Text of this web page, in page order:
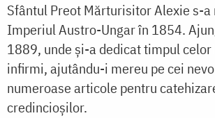
Sfântul Preot Mărturisitor Alexie s-a
Imperiul Austro-Ungar în 1854.
1889, unde și-a dedicat timpul celor
infirmi, ajutându-i mereu pe cei
numeroase articole pentru
credincioșilor.